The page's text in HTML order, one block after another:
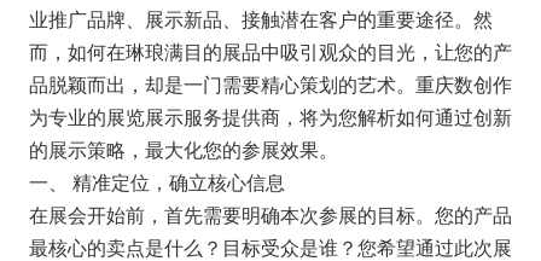
业推广品牌、展示新品、接触潜在客户的重要途径。然
而，如何在琳琅满目的展品中吸引观众的目光，让您的产
品脱颖而出，却是一门需要精心策划的艺术。重庆数创作
为专业的展览展示服务提供商，将为您解析如何通过创新
的展示策略，最大化您的参展效果。
一、 精准定位，确立核心信息
在展会开始前，首先需要明确本次参展的目标。您的产品
最核心的卖点是什么？目标受众是谁？您希望通过此次展